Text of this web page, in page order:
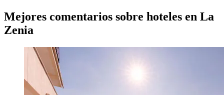
Mejores comentarios sobre hoteles en La
Zenia